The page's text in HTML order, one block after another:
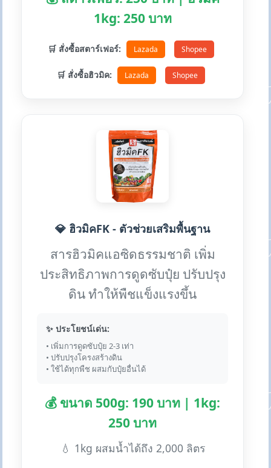
1kg: 250 บาท
🛒 สั่งซื้อสตาร์เฟอร์: Lazada Shopee
🛒 สั่งซื้อฮิวมิค: Lazada Shopee
💎 ฮิวมิคFK - ตัวช่วยเสริมพื้นฐาน
สารฮิวมิคแอซิดธรรมชาติ เพิ่ม
ประสิทธิภาพการดูดซับปุ๋ย ปรับปรุง
ดิน ทำให้พืชแข็งแรงขึ้น
✨ ประโยชน์เด่น:
• เพิ่มการดูดซับปุ๋ย 2-3 เท่า
• ปรับปรุงโครงสร้างดิน
• ใช้ได้ทุกพืช ผสมกับปุ๋ยอื่นได้
💰 ขนาด 500g: 190 บาท | 1kg:
250 บาท
💧 1kg ผสมน้ำได้ถึง 2,000 ลิตร